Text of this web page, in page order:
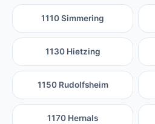
1110 Simmering
1130 Hietzing
1150 Rudolfsheim
1170 Hernals